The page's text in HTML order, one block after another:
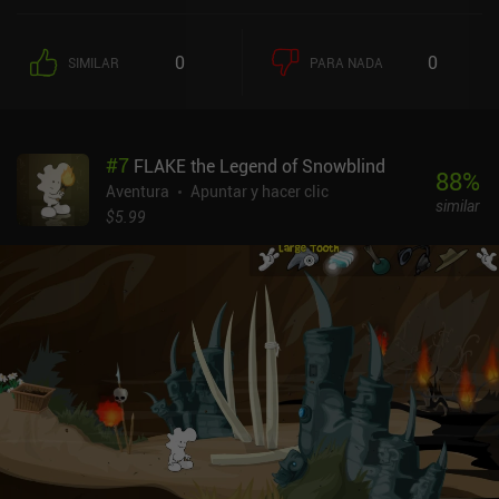
embargo, como la temporada turística está llegando a su fin, solo
dispone de cinco días para resolver el caso. La mecánica del juego
interactuar con expertos forenses, tomar notas, sacar
conclusiones, falsificar órdenes de registro ilegales y, por si fuera
poco, encerrar a los sospechosos entre rejas. Pero aquí es donde la
basado en la reacción, podemos infiltrarnos en la mente de las
personas para descubrir verdades que nunca revelarían por
voluntad propia. Estas secuencias de revelación se encuentran
entre las partes visualmente más intensas del juego, pero, debido a
su naturaleza críptica, están abiertas a interpretación. Cada
acción reduce nuestro tiempo limitado en una cantidad específica,
lo que nos hace preguntarnos constantemente si hay algo más
importante que deberíamos estar haciendo en su lugar. Es
físicamente imposible completarlo todo en una sola partida y, a
menos que seamos lo suficientemente inteligentes o tengamos
suerte, probablemente tendremos que empezar de nuevo, esta vez
SIMILAR 0 PARA NADA 0
#7 FLAKE the Legend of Snowblind
Aventura
Apuntar y hacer clic
$5.99
88%
similar